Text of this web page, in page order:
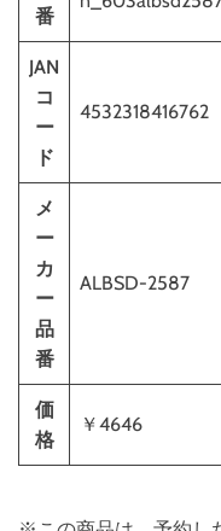
番
JAN
コ
ー
ド
4532318416762
メ
ー
カ
ー
品
番
ALBSD-2587
価
格
￥4646